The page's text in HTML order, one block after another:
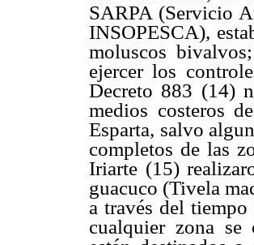
SARPA (Servicio
INSOPESCA),
moluscos
ejercer los
Decreto 883 (14)
medios costeros
Esparta, salvo
completos de las
Iriarte (15)
guacuco (Tivela
a través del
cualquier zona se